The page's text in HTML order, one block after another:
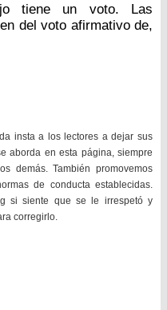
tiene un voto. Las
del voto afirmativo de,
insta a los lectores a dejar sus
aborda en esta página, siempre
demás. También promovemos
de conducta establecidas.
si siente que se le irrespetó y
corregirlo.